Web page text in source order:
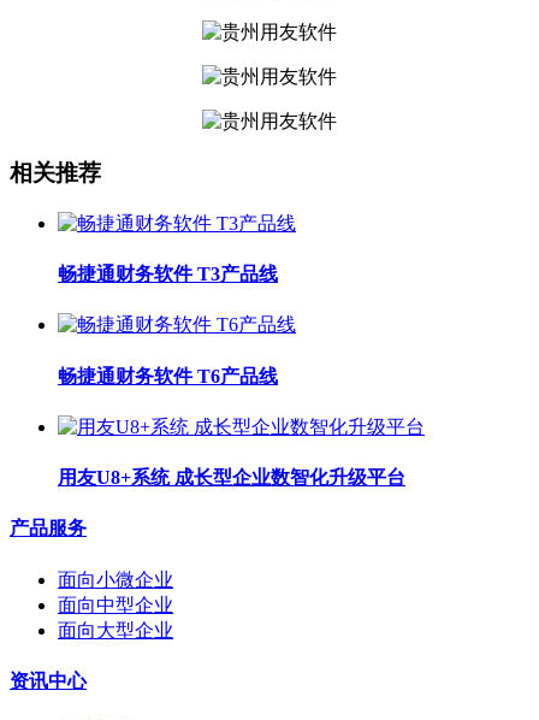
相关推荐
畅捷通财务软件 T3产品线
畅捷通财务软件 T6产品线
用友U8+系统 成长型企业数智化升级平台
产品服务
面向小微企业
面向中型企业
面向大型企业
资讯中心